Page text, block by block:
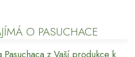
O PASUCHACE
z Vaší produkce k